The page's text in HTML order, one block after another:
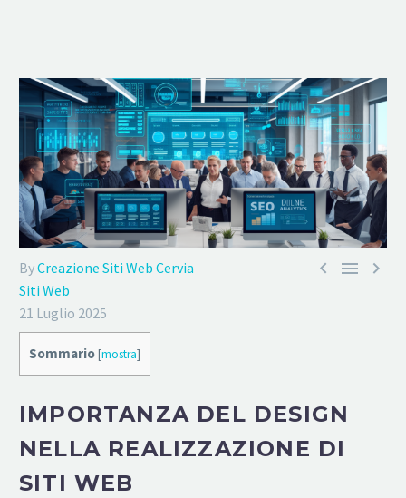
  
ByCreazione Siti Web Cervia
Siti Web
21 Luglio 2025
Sommario[mostra]
IMPORTANZA DEL DESIGN
NELLA REALIZZAZIONE DI
SITI WEB